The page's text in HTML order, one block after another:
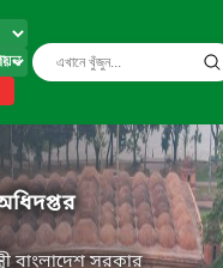
অধিদপ্তর
বাংলাদেশ সরকার